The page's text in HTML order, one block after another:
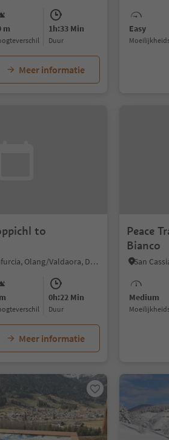
m 1h:33 Min
Duur
Meer informatie
Easy
to
Geiselsberg/Sorafurcia, Olang/Valdaora, Dolomites Region Kronplatz/Plan de Corones
0h:22 Min
Duur
Meer informatie
Peace
Bianco
Medium